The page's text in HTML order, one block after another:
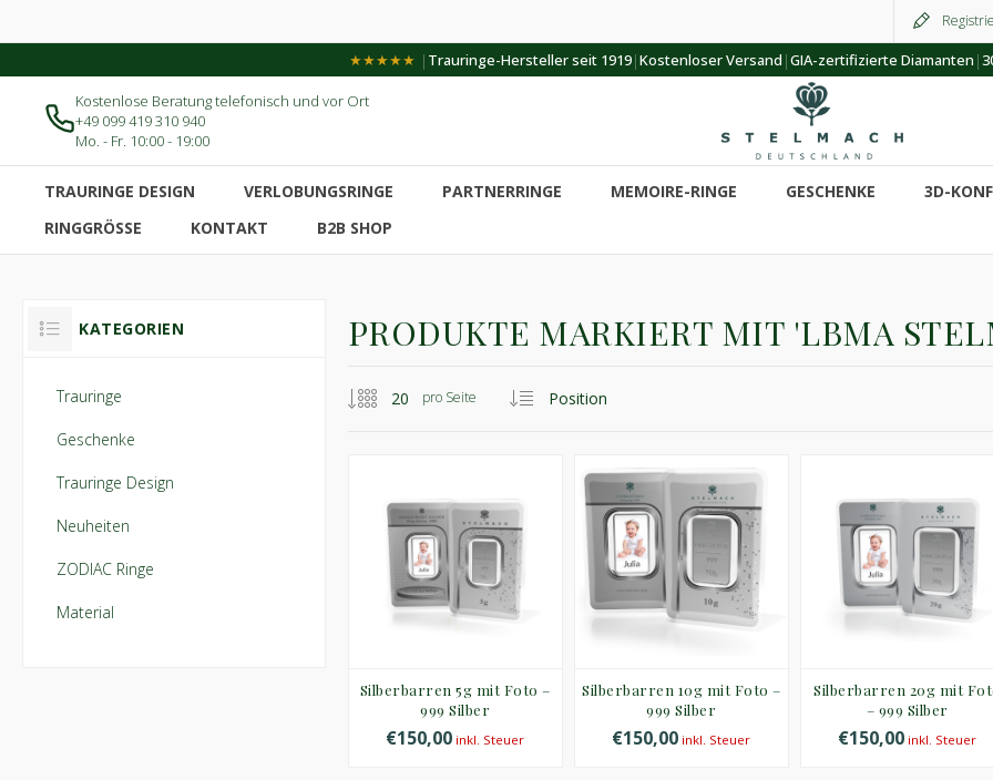
★★★★★ | Trauringe-Hersteller seit 1919|Kostenloser Versand |GIA-zertifizierte Diamanten |
Kostenlose Beratung telefonisch und vor Ort
+49 099 419 310 940
Mo. - Fr. 10:00 - 19:00
TRAURINGE DESIGN VERLOBUNGSRINGE PARTNERRINGE MEMOIRE-RINGE GESCHENKE
3D-
RINGGRÖSSE
KONTAKT B2B SHOP
PRODUKTE MARKIERT MIT 'LBMA
pro Seite
Silberbarren 5g mit Foto –
999 Silber
€150,00 inkl. Steuer
Silberbarren 10g mit Foto –
999 Silber
€150,00 inkl. Steuer
Silberbarren 20g mit
– 999 Silber
€150,00 inkl. Steuer
KATEGORIEN
Trauringe
Geschenke
Trauringe Design
Neuheiten
ZODIAC Ringe
Material